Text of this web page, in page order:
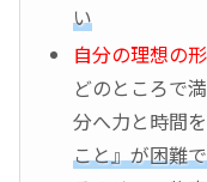
い
自分の理想の
どのところで
分へ力と時間
こと』が困難